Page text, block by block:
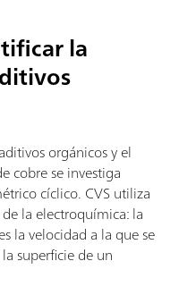
la
orgánicos y el
cobre se investiga
cíclico. CVS utiliza
la electroquímica: la
la velocidad a la que se
superficie de un